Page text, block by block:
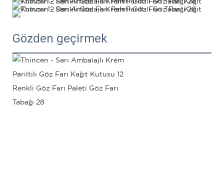
Gözden geçirmek